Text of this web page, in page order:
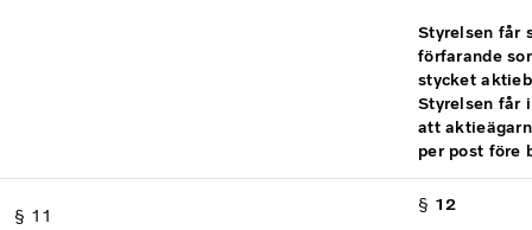
Styrelsen får
förfarande
stycket
Styrelsen får
att
per post före
§ 11
§ 12